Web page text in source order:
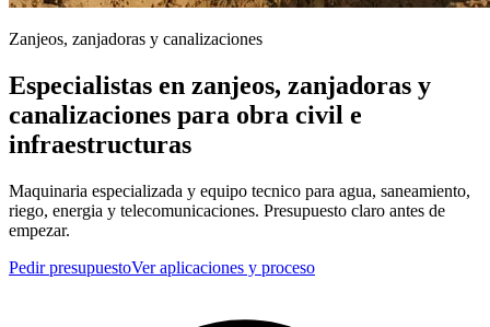
Zanjeos, zanjadoras y canalizaciones
Especialistas en zanjeos, zanjadoras y
canalizaciones para obra civil e
infraestructuras
Maquinaria especializada y equipo tecnico para agua, saneamiento,
riego, energia y telecomunicaciones. Presupuesto claro antes de
empezar.
Pedir presupuestoVer aplicaciones y proceso